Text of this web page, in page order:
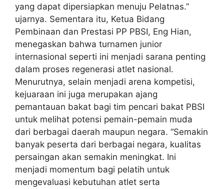
yang dapat dipersiapkan menuju Pelatnas.”
ujarnya. Sementara itu, Ketua Bidang
Pembinaan dan Prestasi PP PBSI, Eng Hian,
menegaskan bahwa turnamen junior
internasional seperti ini menjadi sarana penting
dalam proses regenerasi atlet nasional.
Menurutnya, selain menjadi arena kompetisi,
kejuaraan ini juga merupakan ajang
pemantauan bakat bagi tim pencari bakat PBSI
untuk melihat potensi pemain-pemain muda
dari berbagai daerah maupun negara. “Semakin
banyak peserta dari berbagai negara, kualitas
persaingan akan semakin meningkat. Ini
menjadi momentum bagi pelatih untuk
mengevaluasi kebutuhan atlet serta